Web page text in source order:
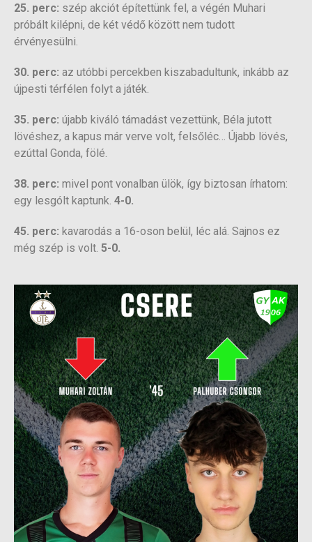
25. perc: szép akciót építettünk fel, a végén Muhari
próbált kilépni, de két védő között nem tudott
érvényesülni.
30. perc: az utóbbi percekben kiszabadultunk, inkább az
újpesti térfélen folyt a játék.
35. perc: újabb kiváló támadást vezettünk, Béla jutott
lövéshez, a kapus már verve volt, felsőléc… Újabb lövés,
ezúttal Gonda, fölé.
38. perc: mivel pont vonalban ülök, így biztosan írhatom:
egy lesgólt kaptunk. 4-0.
45. perc: kavarodás a 16-oson belül, léc alá. Sajnos ez
még szép is volt. 5-0.